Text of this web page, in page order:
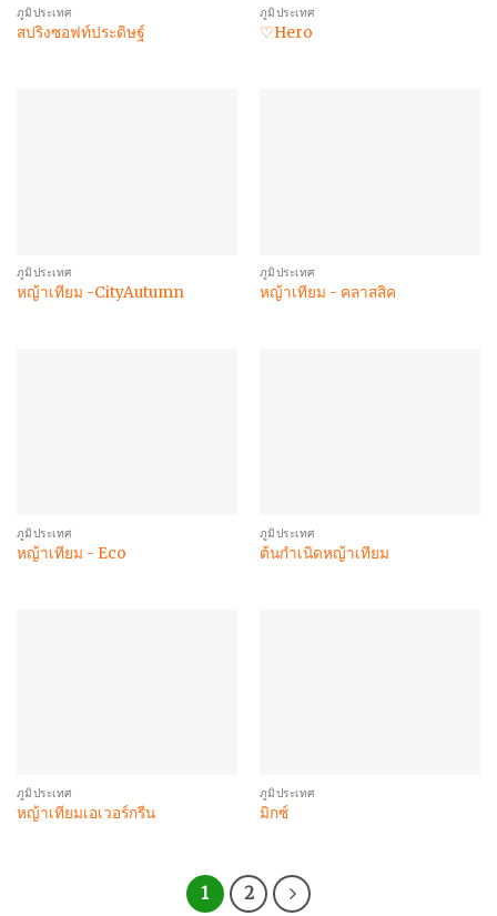
ภูมิประเทศ
สปริงซอฟท์ประดิษฐ์
ภูมิประเทศ
♡Hero
ภูมิประเทศ
หญ้าเทียม -CityAutumn
ภูมิประเทศ
หญ้าเทียม - คลาสสิค
ภูมิประเทศ
หญ้าเทียม - Eco
ภูมิประเทศ
ต้นกำเนิดหญ้าเทียม
ภูมิประเทศ
หญ้าเทียมเอเวอร์กรีน
ภูมิประเทศ
มิกซ์
1 2